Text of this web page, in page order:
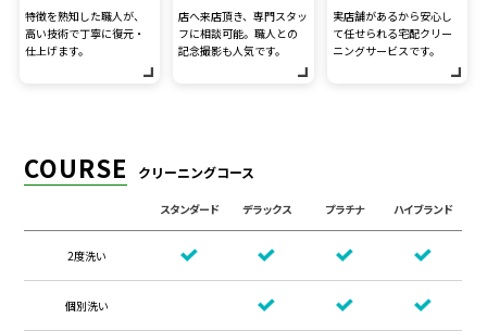
特徴を熟知した職人が、
高い技術で丁寧に復元・
仕上げます。
店へ来店頂き、専門スタッ
フに相談可能。職人との
記念撮影も人気です。
実店舗があるから安心し
て任せられる宅配クリー
ニングサービスです。
COURSE クリーニングコース
スタンダード デラックス プラチナ ハイブランド
2度洗い
個別洗い